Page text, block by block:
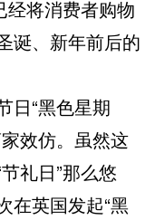
经将消费者购物
诞、新年前后的
“黑色星期
效仿。虽然这
礼日”那么悠
在英国发起“黑